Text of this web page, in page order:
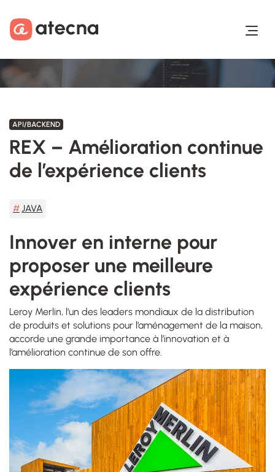
API/BACKEND
REX – Amélioration continue
de l’expérience clients
JAVA
Innover en interne pour
proposer une meilleure
expérience clients
Leroy Merlin, l’un des leaders mondiaux de la distribution
de produits et solutions pour l’aménagement de la maison,
accorde une grande importance à l’innovation et à
l’amélioration continue de son offre.